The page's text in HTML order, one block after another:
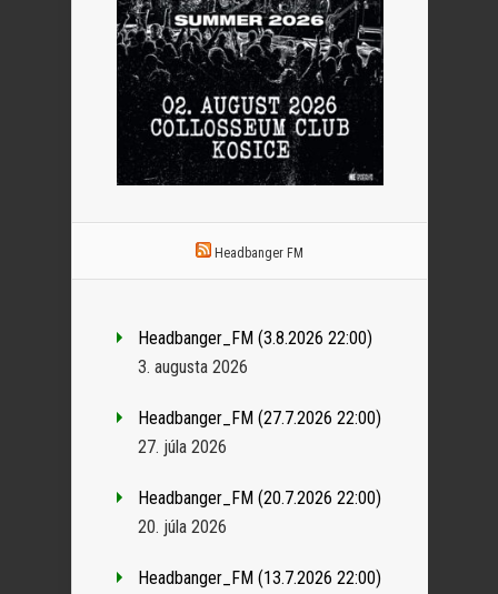
Headbanger FM
Headbanger_FM (3.8.2026 22:00)
3. augusta 2026
Headbanger_FM (27.7.2026 22:00)
27. júla 2026
Headbanger_FM (20.7.2026 22:00)
20. júla 2026
Headbanger_FM (13.7.2026 22:00)